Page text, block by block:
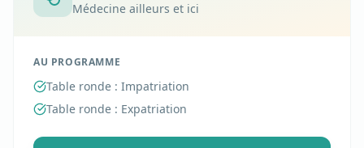
Médecine ailleurs et ici
AU PROGRAMME
Table ronde : Impatriation
Table ronde : Expatriation